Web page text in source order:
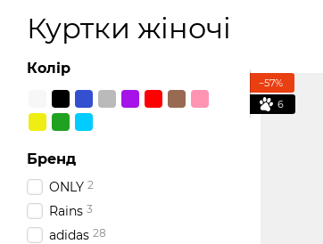
Куртки жіночі
−57%
6
Колір
Бренд
ONLY 2
Rains 3
adidas 28